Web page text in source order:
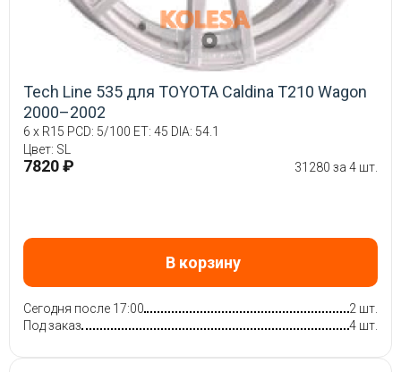
Tech Line 535 для TOYOTA Caldina T210 Wagon
2000–2002
6 x R15 PCD: 5/100 ET: 45 DIA: 54.1
Цвет: SL
7820 ₽ 31280 за 4 шт.
В корзину
Сегодня после 17:00
2 шт.
Под заказ
4 шт.